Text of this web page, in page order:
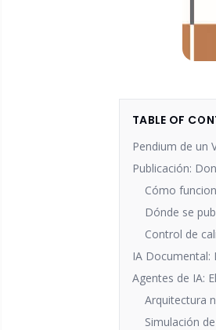
TABLE OF
Pendium de un
Publicación:
Cómo
Dónde se
Control de
IA Documental:
Agentes de IA:
Arquitectura
Simulación